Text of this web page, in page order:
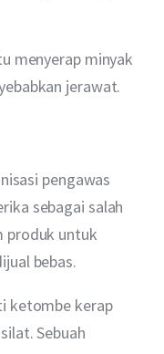
menyerap minyak
jerawat.
pengawas
sebagai salah
produk untuk
bebas.
ketombe kerap
Sebuah